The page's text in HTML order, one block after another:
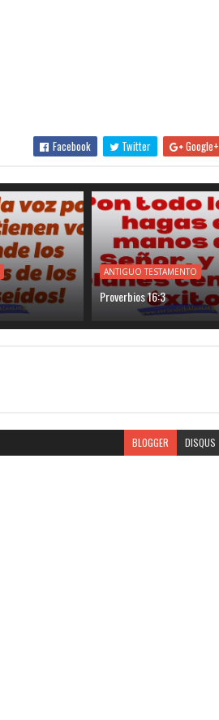
Facebook Twitter Google+
ANTIGUO TESTAMENTO
Proverbios 16:3
BLOGGER DISQUS